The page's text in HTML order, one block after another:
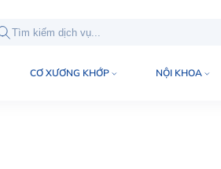
CƠ XƯƠNG KHỚP NỘI KHOA